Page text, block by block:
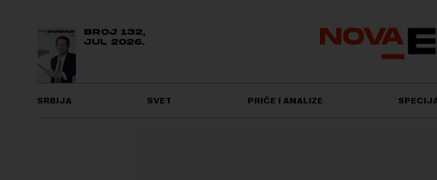
BROJ 132,
JUL 2026.
SRBIJA SVET PRIČE I ANALIZE